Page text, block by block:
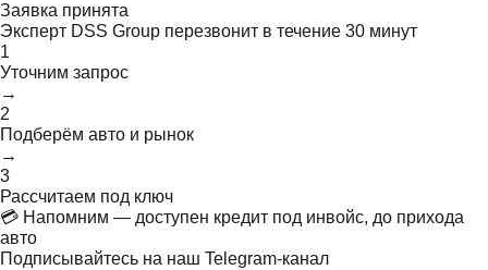
Заявка принята
Эксперт DSS Group перезвонит в течение 30 минут
1
Уточним запрос
→
2
Подберём авто и рынок
→
3
Рассчитаем под ключ
💳 Напомним — доступен кредит под инвойс, до прихода
авто
Подписывайтесь на наш Telegram-канал